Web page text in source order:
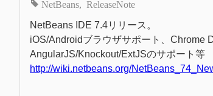
NetBeans ReleaseNote
NetBeans IDE 7.4リリース。
iOS/Androidブラウザサポート、Chrome
AngularJS/Knockout/ExtJSのサポート等
http://wiki.netbeans.org/